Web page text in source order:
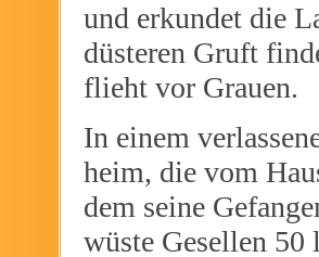
und erkundet die
düsteren Gruft
flieht vor Grauen.
In einem
heim, die vom
dem seine
wüste Gesellen